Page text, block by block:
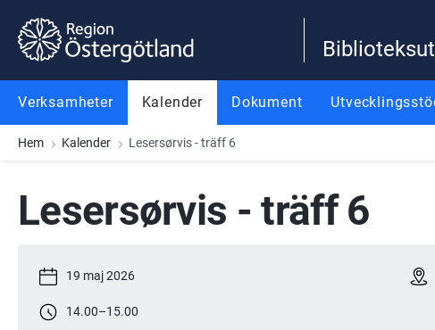
Gå till innehåll
Gå till meny
Gå till sidfot
Verksamheter Kalender Dokument
Hem Kalender Lesersørvis - träff 6
Lesersørvis - träff 6
19 maj 2026
14.00–15.00